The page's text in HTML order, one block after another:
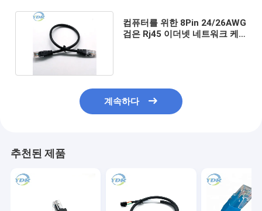
컴퓨터를 위한 8Pin 24/26AWG
검은 Rj45 이더넷 네트워크 케
계속하다
추천된 제품